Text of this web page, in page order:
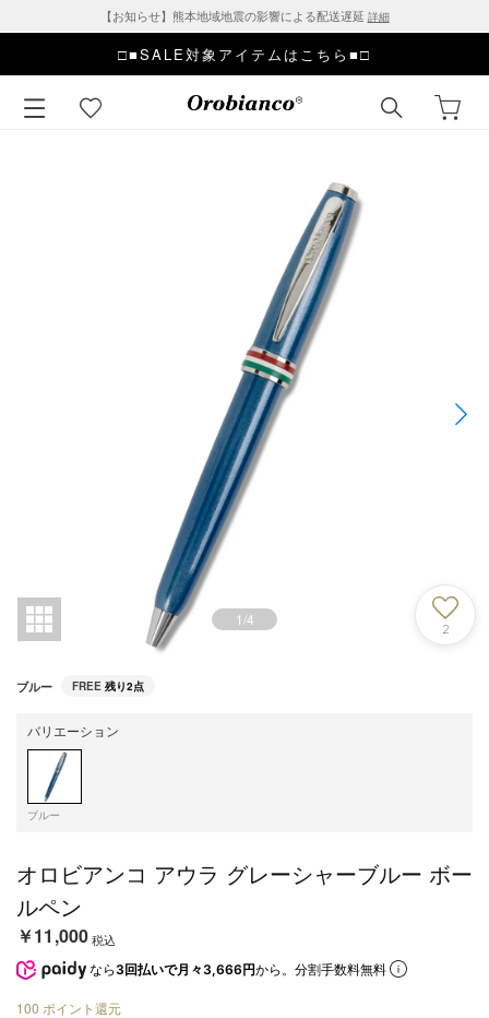
【お知らせ】熊本地域地震の影響による配送遅延 詳細
□■SALE対象アイテムはこちら■□
1/4
2
ブルー FREE 残り2点
バリエーション
ブルー
オロビアンコ アウラ グレーシャーブルー ボー
ルペン
￥11,000税込
なら 3回払いで月々3,666円から。分割手数料無料
100 ポイント還元